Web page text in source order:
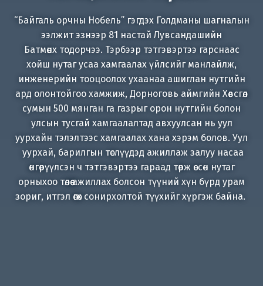
“Байгаль орчны Нобель” гэгдэх Голдманы шагналын
ээлжит эзнээр 81 настай Лувсандашийн
Батмөнх тодорчээ. Тэрбээр тэтгэвэртээ гарснаас
хойш нутаг усаа хамгаалах үйлсийг манлайлж,
инженерийн тооцоолох ухаанаа ашиглан нутгийн
ард олонтойгоо хамжиж, Дорноговь аймгийн Хөвсгөл
сумын 500 мянган га газрыг орон нутгийн болон
улсын тусгай хамгаалалтад авхуулсан нь уул
уурхайн тэлэлтээс хамгаалах хана хэрэм болов. Уул
уурхай, барилгын төслүүдэд ажиллаж залуу насаа
өнгөрүүлсэн ч тэтгэвэртээ гараад төрж өссөн нутаг
орныхоо төлөө ажиллах болсон түүний хүн бүрд урам
зориг, итгэл өгөх сонирхолтой түүхийг хүргэж байна.